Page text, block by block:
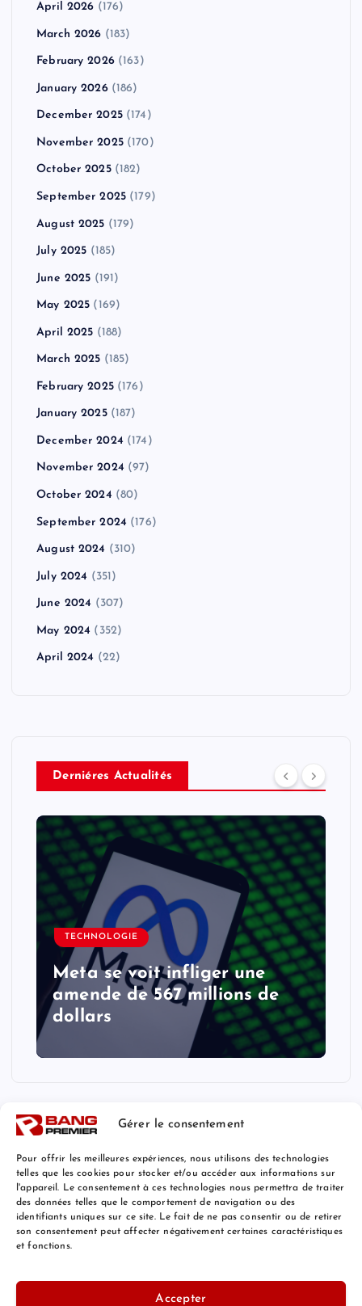
Gérer le consentement
Pour offrir les meilleures expériences, nous utilisons des technologies
telles que les cookies pour stocker et/ou accéder aux informations sur
l'appareil. Le consentement à ces technologies nous permettra de traiter
des données telles que le comportement de navigation ou des
identifiants uniques sur ce site. Le fait de ne pas consentir ou de retirer
son consentement peut affecter négativement certaines caractéristiques
et fonctions.
Accepter
April 2026 (176)
March 2026 (183)
February 2026(163)
January 2026(186)
December 2025(174)
November 2025(170)
October 2025(182)
September 2025 (179)
August 2025 (179)
July 2025 (185)
June 2025 (191)
May 2025 (169)
April 2025 (188)
March 2025 (185)
February 2025(176)
January 2025(187)
December 2024 (174)
November 2024 (97)
October 2024 (80)
September 2024 (176)
August 2024 (310)
July 2024 (351)
June 2024 (307)
May 2024 (352)
April 2024 (22)
Derniéres Actualités
TECHNOLOGIE
Meta se voit infliger une
amende de 567 millions de
dollars
Mentions Légales